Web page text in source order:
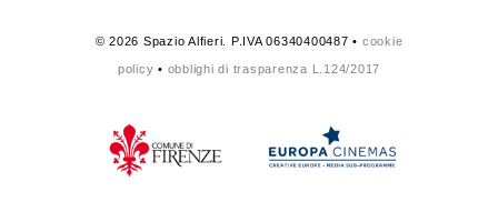
© 2026 Spazio Alfieri. P.IVA 06340400487 • cookie
policy • obblighi di trasparenza L.124/2017